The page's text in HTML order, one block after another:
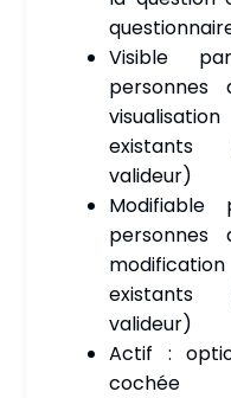
Visible
existants
valideur)
existants
valideur)
Actif :
cochée